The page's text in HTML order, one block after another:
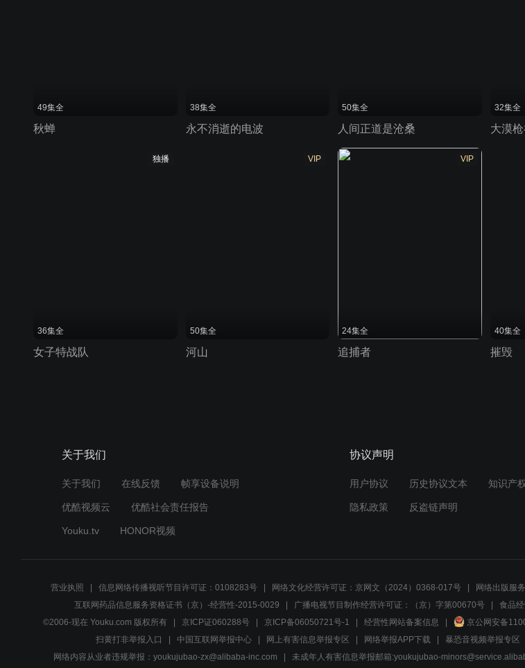
49集全
秋蝉
38集全
永不消逝的电波
50集全
人间正道是沧桑
32集全
大漠
独播
36集全
女子特战队
VIP
50集全
河山
VIP
24集全
追捕者
40集全
摧毁
关于我们
关于我们 在线反馈 帧享设备说明
优酷视频云 优酷社会责任报告
Youku.tv HONOR视频
协议声明
用户协议 历史协议文本 知识产
隐私政策 反盗链声明
营业执照 信息网络传播视听节目许可证：0108283号 网络文化经营许可证：京网文（2024）0368-017号 网络出版服
互联网药品信息服务资格证书（京）-经营性-2015-0029
广播电视节目制作经营许可证：（京）字第00670号 食品
©2006-现在 Youku.com 版权所有
京ICP证060288号 京ICP备06050721号-1 经营性网站备案信息 京公网安备
扫黄打非举报入口
中国互联网举报中心 网上有害信息举报专区 网络举报APP下载 暴恐音视频举报专区
网络内容从业者违规举报：youkujubao-zx@alibaba-inc.com
未成年人有害信息举报邮箱:youkujubao-